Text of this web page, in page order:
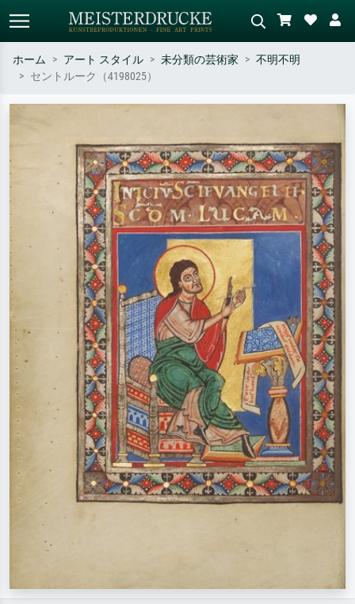
斎の波、ヌード。
シーンを説明してください – 例：
油絵、木のそばの立ち姿のヌー
ド。
ホーム アート スタイル 未分類の芸術家
不明不明
セントルーク（4198025）